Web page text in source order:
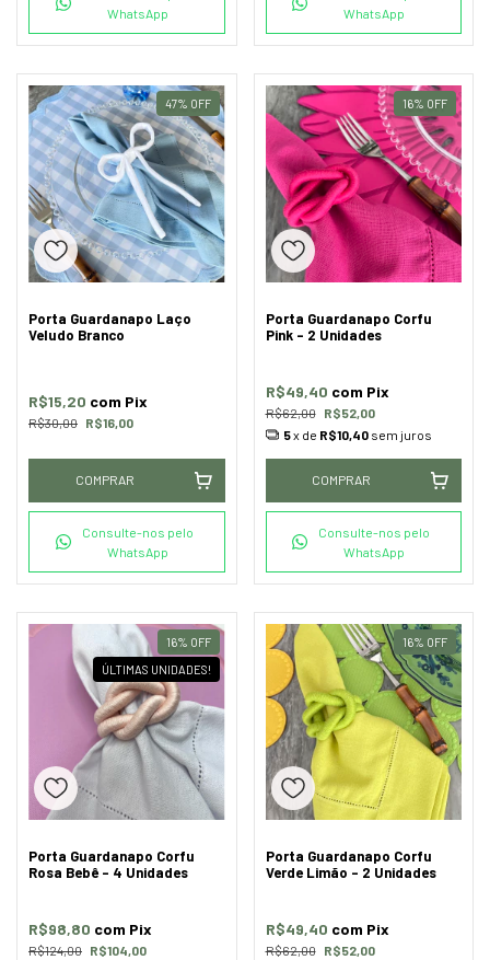
WhatsApp
WhatsApp
47% OFF
Porta Guardanapo Laço
Veludo Branco
R$30,00 R$16,00
R$15,20 com Pix
COMPRAR
Consulte-nos pelo
WhatsApp
16% OFF
Porta Guardanapo Corfu
Pink - 2 Unidades
R$62,00 R$52,00
R$49,40 com Pix
5x de R$10,40 sem juros
COMPRAR
Consulte-nos pelo
WhatsApp
16% OFF
ÚLTIMAS UNIDADES!
Porta Guardanapo Corfu
Rosa Bebê - 4 Unidades
R$124,00 R$104,00
R$98,80 com Pix
16% OFF
Porta Guardanapo Corfu
Verde Limão - 2 Unidades
R$62,00 R$52,00
R$49,40 com Pix